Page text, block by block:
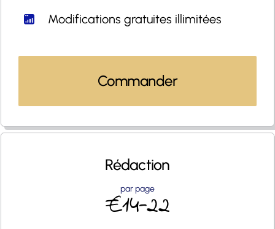
Modifications gratuites illimitées
Commander
Rédaction
par page
€14-22